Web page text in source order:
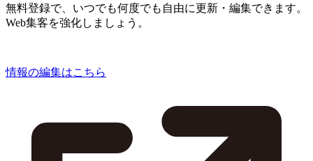
無料登録で、いつでも何度でも自由に更新・編集できます。
Web集客を強化しましょう。
情報の編集はこちら